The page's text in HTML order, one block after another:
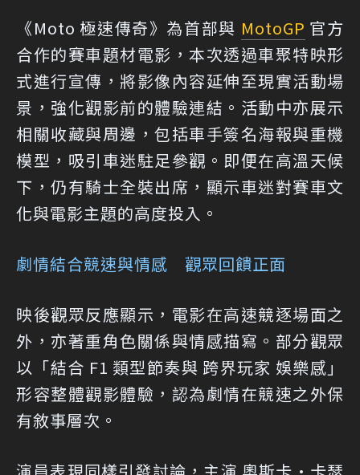
《Moto 極速傳奇》為首部與 MotoGP 官方
合作的賽車題材電影，本次透過車聚特映形
式進行宣傳，將影像內容延伸至現實活動場
景，強化觀影前的體驗連結。活動中亦展示
相關收藏與周邊，包括車手簽名海報與重機
模型，吸引車迷駐足參觀。即便在高溫天候
下，仍有騎士全裝出席，顯示車迷對賽車文
化與電影主題的高度投入。
劇情結合競速與情感 觀眾回饋正面
映後觀眾反應顯示，電影在高速競逐場面之
外，亦著重角色關係與情感描寫。部分觀眾
以「結合 F1 類型節奏與 跨界玩家 娛樂感」
形容整體觀影體驗，認為劇情在競速之外保
有敘事層次。
演員表現同樣引發討論，主演 奧斯卡·卡瑟